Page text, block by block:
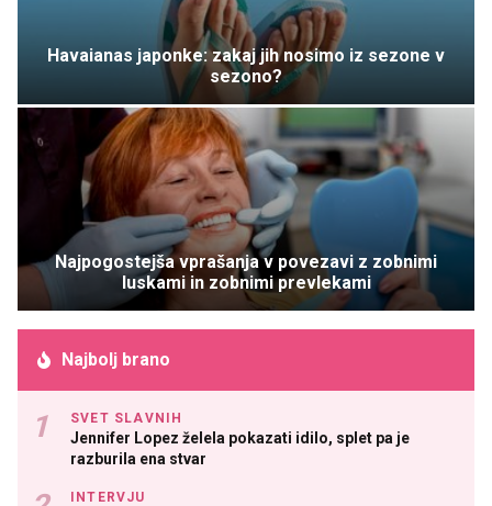
Havaianas japonke: zakaj jih nosimo iz sezone v
sezono?
Najpogostejša vprašanja v povezavi z zobnimi
luskami in zobnimi prevlekami
Najbolj brano
SVET SLAVNIH
Jennifer Lopez želela pokazati idilo, splet pa je
razburila ena stvar
INTERVJU